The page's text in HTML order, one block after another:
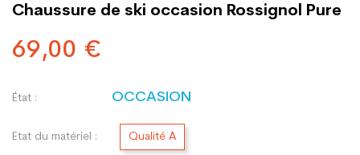
Chaussure de ski occasion Rossignol Pure
69,00 €
État : OCCASION
Etat du matériel : Qualité A